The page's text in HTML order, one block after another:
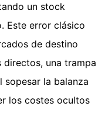
un stock
Este error clásico
de destino
directos, una trampa
sopesar la balanza
los costes ocultos